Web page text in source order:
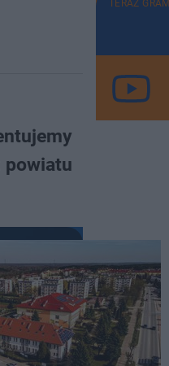
powiatu
TERAZ